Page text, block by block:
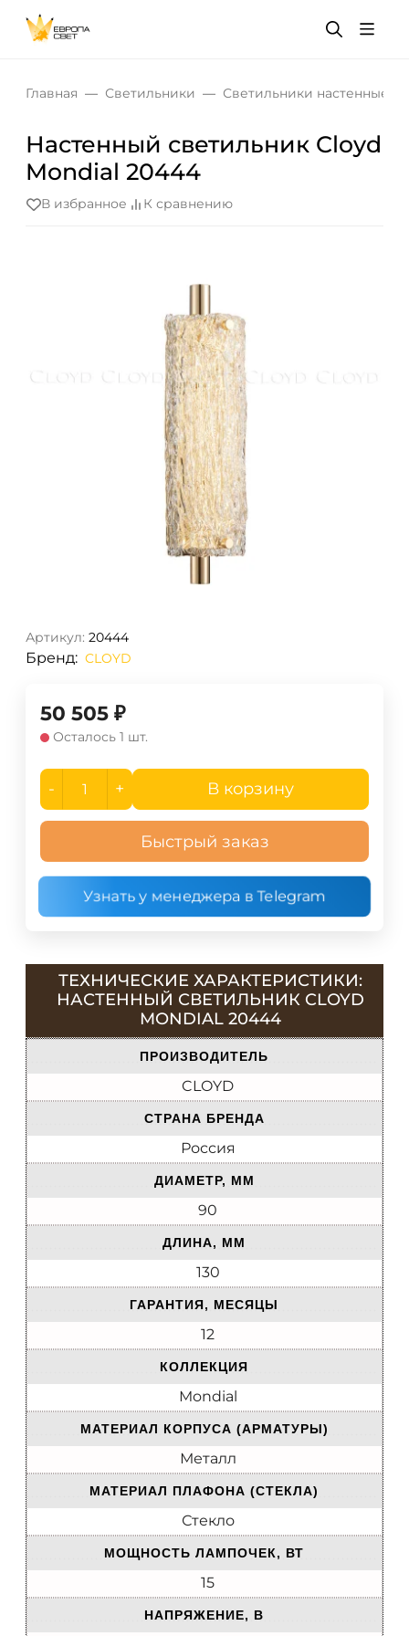
Главная Светильники Светильники настенные
Настенный светильник Cloyd
Mondial 20444
В избранное К сравнению
Артикул: 20444
Бренд: CLOYD
50 505 ₽
Осталось 1 шт.
- + В корзину
Быстрый заказ
Узнать у менеджера в Telegram
ТЕХНИЧЕСКИЕ ХАРАКТЕРИСТИКИ:
НАСТЕННЫЙ СВЕТИЛЬНИК CLOYD
MONDIAL 20444
ПРОИЗВОДИТЕЛЬ
CLOYD
СТРАНА БРЕНДА
Россия
ДИАМЕТР, ММ
90
ДЛИНА, ММ
130
ГАРАНТИЯ, МЕСЯЦЫ
12
КОЛЛЕКЦИЯ
Mondial
МАТЕРИАЛ КОРПУСА (АРМАТУРЫ)
Металл
МАТЕРИАЛ ПЛАФОНА (СТЕКЛА)
Стекло
МОЩНОСТЬ ЛАМПОЧЕК, ВТ
15
НАПРЯЖЕНИЕ, В